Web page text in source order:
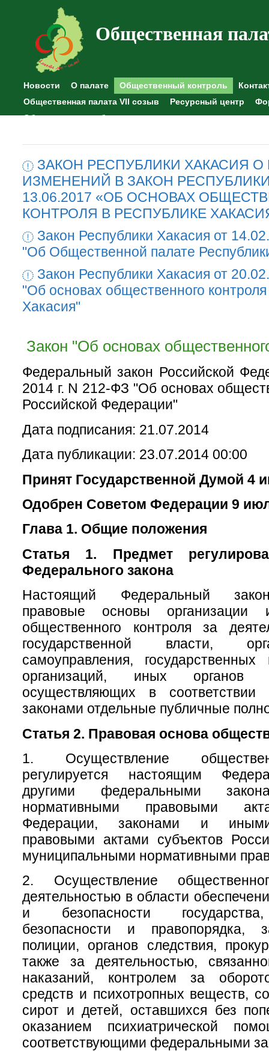
Общественная
Новости О палате Общественный контроль
Общественная палата VII созыв
Ресурсный центр
Общественные наблюдения
ЗАКОН РЕСПУБЛИКИ ХАКАСИЯ
ИЗМЕНЕНИЙ В ЗАКОН
13.06.2017 «ОБ ОСНОВАХ
КОНТРОЛЯ В РЕСПУБЛИКЕ
Закон Республики Хакасия от
"Об Общественной палате
Закон Республики Хакасия от
"Об основах общественного
Хакасия"
Закон "Об основах
Федеральный закон Российской
2014 г. N 212-ФЗ "Об основах
Российской Федерации"
Дата подписания: 21.07.2014
Дата публикации: 23.07.2014 00:00
Принят Государственной Думой 4
Одобрен Советом Федерации 9
Глава 1. Общие положения
Статья 1. Предмет
Федерального закона
Настоящий Федеральный
правовые основы организации
общественного контроля за
государственной власти,
самоуправления,
организаций, иных органов
осуществляющих в
законами отдельные публичные
Статья 2. Правовая основа
1. Осуществление
регулируется настоящим
другими федеральными
нормативными правовыми
Федерации, законами и
правовыми актами субъектов
муниципальными нормативными
2. Осуществление
деятельностью в области
и безопасности
безопасности и правопорядка,
полиции, органов следствия,
также за деятельностью,
наказаний, контролем за
средств и психотропных веществ,
сирот и детей, оставшихся без
оказанием психиатрической
соответствующими федеральными